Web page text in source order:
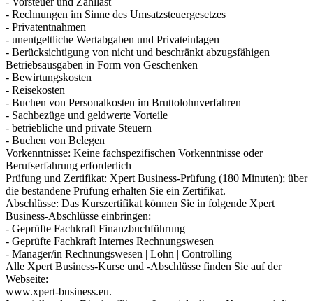
- Rechnungen im Sinne des Umsatzsteuergesetzes
- Privatentnahmen
- unentgeltliche Wertabgaben und Privateinlagen
- Berücksichtigung von nicht und beschränkt abzugsfähigen
Betriebsausgaben in Form von Geschenken
- Bewirtungskosten
- Reisekosten
- Buchen von Personalkosten im Bruttolohnverfahren
- Sachbezüge und geldwerte Vorteile
- betriebliche und private Steuern
- Buchen von Belegen
Vorkenntnisse: Keine fachspezifischen Vorkenntnisse oder
Berufserfahrung erforderlich
Prüfung und Zertifikat: Xpert Business-Prüfung (180 Minuten); über
die bestandene Prüfung erhalten Sie ein Zertifikat.
Abschlüsse: Das Kurszertifikat können Sie in folgende Xpert
Business-Abschlüsse einbringen:
- Geprüfte Fachkraft Finanzbuchführung
- Geprüfte Fachkraft Internes Rechnungswesen
- Manager/in Rechnungswesen | Lohn | Controlling
Alle Xpert Business-Kurse und -Abschlüsse finden Sie auf der
Webseite:
www.xpert-business.eu.